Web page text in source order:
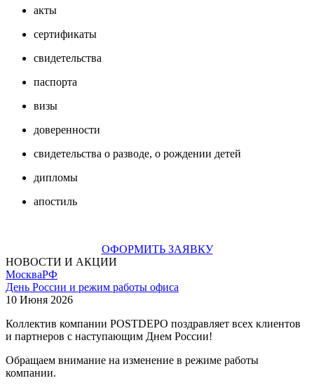
акты
сертификаты
свидетельства
паспорта
визы
доверенности
свидетельства о разводе, о рождении детей
дипломы
апостиль
ОФОРМИТЬ ЗАЯВКУ
НОВОСТИ И АКЦИИ
МоскваРФ
День России и режим работы офиса
10 Июня 2026
Коллектив компании POSTDEPO поздравляет всех клиентов
и партнеров с наступающим Днем России!
Обращаем внимание на изменение в режиме работы
компании.